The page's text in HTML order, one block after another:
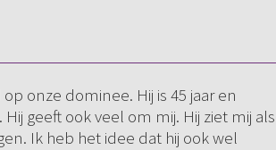
onze dominee. Hij is 45 jaar en
geeft ook veel om mij. Hij ziet mij als
Ik heb het idee dat hij ook wel